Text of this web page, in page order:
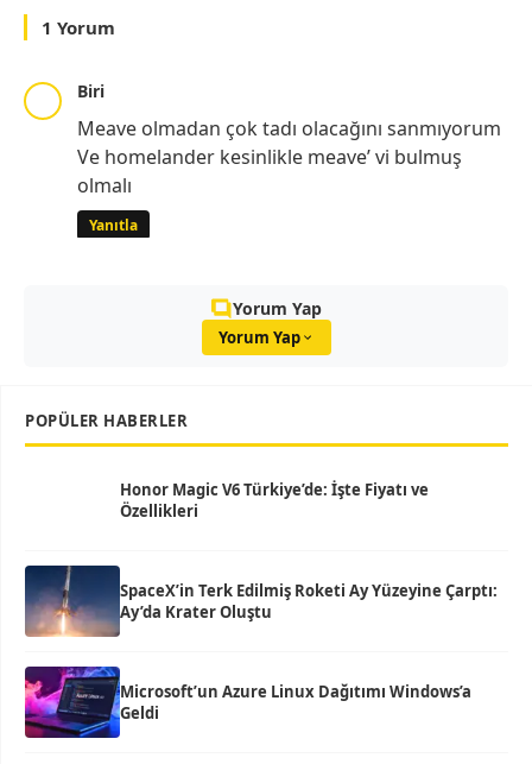
1 Yorum
Biri
Meave olmadan çok tadı olacağını sanmıyorum
Ve homelander kesinlikle meave’ vi bulmuş
olmalı
Yanıtla
Yorum Yap
Yorum Yap
POPÜLER HABERLER
Honor Magic V6 Türkiye’de: İşte Fiyatı ve
Özellikleri
SpaceX’in Terk Edilmiş Roketi Ay Yüzeyine Çarptı:
Ay’da Krater Oluştu
Microsoft’un Azure Linux Dağıtımı Windows’a
Geldi